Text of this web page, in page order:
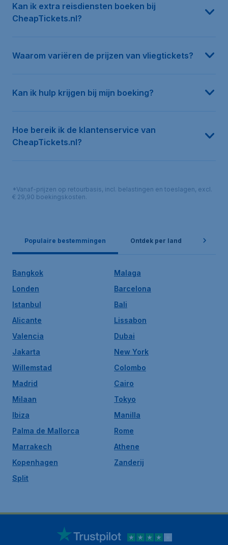
Kan ik extra reisdiensten boeken bij
CheapTickets.nl?
Waarom variëren de prijzen van vliegtickets?
Kan ik hulp krijgen bij mijn boeking?
Hoe bereik ik de klantenservice van
CheapTickets.nl?
*Vanaf-prijzen op retourbasis, incl. belastingen en toeslagen, excl.
€ 29,90 boekingskosten.
Populaire bestemmingen Ontdek per land
Bangkok
Malaga
Londen
Barcelona
Istanbul
Bali
Alicante
Lissabon
Valencia
Dubai
Jakarta
New York
Willemstad
Colombo
Madrid
Cairo
Milaan
Tokyo
Ibiza
Manilla
Palma de Mallorca
Rome
Marrakech
Athene
Kopenhagen
Zanderij
Split